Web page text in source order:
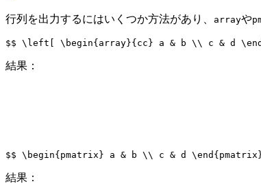
行列を出力するにはいくつか方法があり、 arrayや
$$ \left \begin{array}{cc} a & b \\ c & d \end
結果：
$$ \begin{pmatrix} a & b \\ c & d \end
結果：